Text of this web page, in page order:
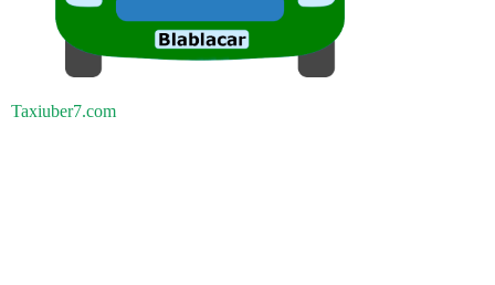
Taxiuber7.com